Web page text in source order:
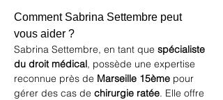
Comment Sabrina Settembre peut
vous aider ?
Sabrina Settembre, en tant que spécialiste
du droit médical, possède une expertise
reconnue près de Marseille 15ème pour
gérer des cas de chirurgie ratée. Elle offre